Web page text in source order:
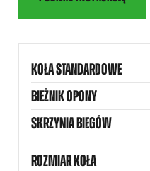
KOŁA STANDARDOWE
BIEŻNIK OPONY
SKRZYNIA BIEGÓW
ROZMIAR KOŁA